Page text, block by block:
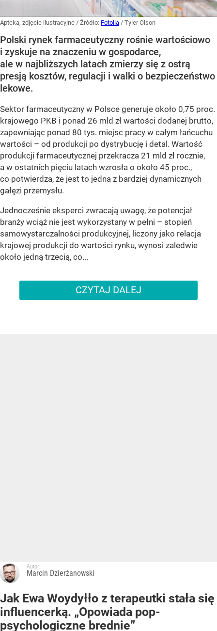
Apteka, zdjęcie ilustracyjne / Źródło: Fotolia / Tyler Olson
Polski rynek farmaceutyczny rośnie wartościowo
i zyskuje na znaczeniu w gospodarce,
ale w najbliższych latach zmierzy się z ostrą
presją kosztów, regulacji i walki o bezpieczeństwo
lekowe.
Sektor farmaceutyczny w Polsce generuje około 0,75 proc.
krajowego PKB i ponad 26 mld zł wartości dodanej brutto,
zapewniając ponad 80 tys. miejsc pracy w całym łańcuchu
wartości – od produkcji po dystrybucję i detal. Wartość
produkcji farmaceutycznej przekracza 21 mld zł rocznie,
a w ostatnich pięciu latach wzrosła o około 45 proc.,
co potwierdza, że jest to jedna z bardziej dynamicznych
gałęzi przemysłu.
Jednocześnie eksperci zwracają uwagę, że potencjał
branży wciąż nie jest wykorzystany w pełni – stopień
samowystarczalności produkcyjnej, liczony jako relacja
krajowej produkcji do wartości rynku, wynosi zaledwie
około jedną trzecią, co...
CZYTAJ DALEJ
Autor:
Marcin Dzierżanowski
Jak Ewa Woydyłło z terapeutki stała się
influencerką. „Opowiada pop-
psychologiczne brednie”